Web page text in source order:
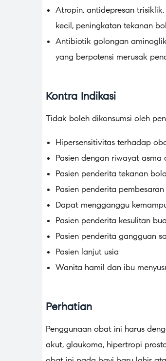
Atropin, antidepresan
kecil, peningkatan tekanan
Antibiotik golongan
yang berpotensi merusak
Kontra Indikasi
Tidak boleh dikonsumsi oleh
Hipersensitivitas terhadap
Pasien dengan riwayat asma
Pasien penderita tekanan
Pasien penderita
Dapat mengganggu
Pasien penderita kesulitan
Pasien penderita gangguan
Pasien lanjut usia
Wanita hamil dan ibu
Perhatian
Penggunaan obat ini harus
akut, glaukoma, hipertropi